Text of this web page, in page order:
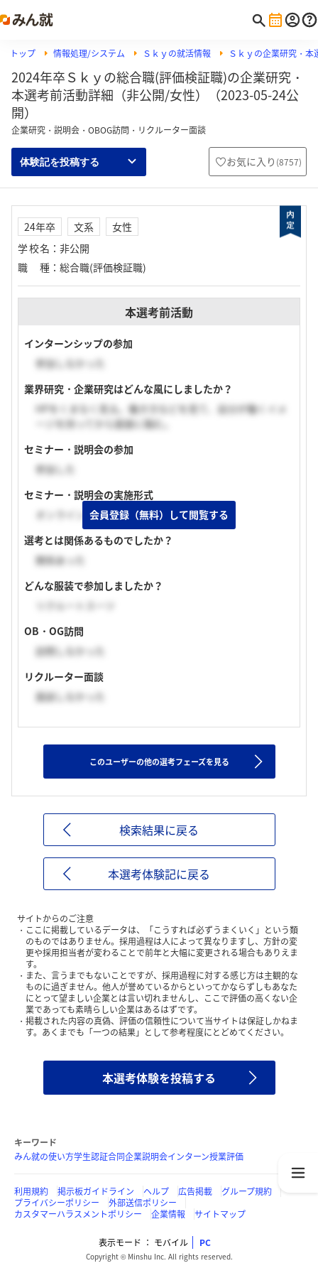
トップ 情報処理/システム Ｓｋｙの就活情報 Ｓｋｙの企業研究・本
2024年卒Ｓｋｙの総合職(評価検証職)の企業研究・
本選考前活動詳細（非公開/女性）（2023-05-24公
開）
企業研究・説明会・OBOG訪問・リクルーター面談
体験記を投稿する お気に入り (8757)
24年卒 文系
女性
学校名 ： 非公開
職種 ： 総合職(評価検証職)
本選考前活動
インターンシップの参加
参加しなかった
業界研究・企業研究はどんな風にしましたか？
HPをくまなく見る。働き方などを見て、自分が働くイメ
ージを持ってから面接に臨む。
セミナー・説明会の参加
参加した
セミナー・説明会の実施形式
オンライン（顔出し無し）
選考とは関係あるものでしたか？
関係あった
どんな服装で参加しましたか？
リクルートスーツ
OB・OG訪問
訪問しなかった
リクルーター面談
面談しなかった
会員登録（無料）して閲覧する
このユーザーの他の選考フェーズを見る
検索結果に戻る
本選考体験記に戻る
サイトからのご注意
ここに掲載しているデータは、「こうすれば必ずうまくいく」という類
のものではありません。採用過程は人によって異なりますし、方針の変
更や採用担当者が変わることで前年と大幅に変更される場合もありえま
す。
また、言うまでもないことですが、採用過程に対する感じ方は主観的な
ものに過ぎません。他人が誉めているからといってかならずしもあなた
にとって望ましい企業とは言い切れませんし、ここで評価の高くない企
業であっても素晴らしい企業はあるはずです。
掲載された内容の真偽、評価の信頼性について当サイトは保証しかねま
す。あくまでも「一つの結果」として参考程度にとどめてください。
本選考体験を投稿する
キーワード
みん就の使い方学生認証合同企業説明会インターン授業評価
利用規約 掲示板ガイドライン ヘルプ 広告掲載
グループ規約
プライバシーポリシー
外部送信ポリシー
カスタマーハラスメントポリシー
企業情報 サイトマップ
表示モード モバイル PC
Copyright © Minshu Inc. All rights reserved.